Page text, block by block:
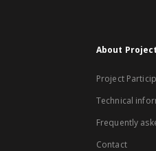
About Project
Project
Technical
Frequently
Contact